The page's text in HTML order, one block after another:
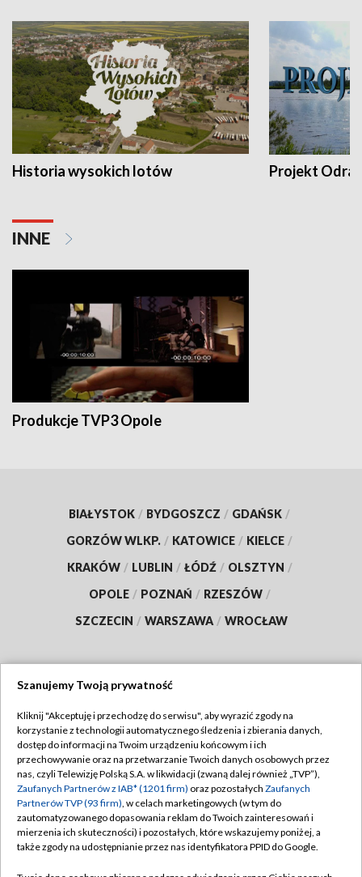
Historia wysokich lotów Projekt Odra
INNE
Produkcje TVP3 Opole
BIAŁYSTOK / BYDGOSZCZ / GDAŃSK /
GORZÓW WLKP. / KATOWICE / KIELCE /
KRAKÓW / LUBLIN / ŁÓDŹ / OLSZTYN /
OPOLE / POZNAŃ / RZESZÓW /
SZCZECIN / WARSZAWA / WROCŁAW
TVP
Abonament TVP
Emisja w TVP
Centrum informacji TVP
Naziemna Telewizja Cyfrowa
Regulamin TVP
Polityka prywatności
Moje zgody
Pomoc
Szanujemy Twoją prywatność
Kliknij "Akceptuję i przechodzę do serwisu", aby wyrazić zgody na
korzystanie z technologii automatycznego śledzenia i zbierania danych,
dostęp do informacji na Twoim urządzeniu końcowym i ich
przechowywanie oraz na przetwarzanie Twoich danych osobowych przez
nas, czyli Telewizję Polską S.A. w likwidacji (zwaną dalej również „TVP”),
Zaufanych Partnerów z IAB* (1201 firm) oraz pozostałych Zaufanych
Partnerów TVP (93 firm), w celach marketingowych (w tym do
zautomatyzowanego dopasowania reklam do Twoich zainteresowań i
mierzenia ich skuteczności) i pozostałych, które wskazujemy poniżej, a
także zgody na udostępnianie przez nas identyfikatora PPID do Google.